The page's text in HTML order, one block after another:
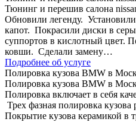
Тюнинг и перешив салона
Обновили легенду.
капот. Покрасили диски в
суппортов в кислотный цвет.
ковши. Сделали замену…
Подробнее об услуге
Полировка кузова BMW в
Полировка кузова BMW в
Полировка включает в себя
Трех фазная полировка кузова
Покрытие кузова керамикой в